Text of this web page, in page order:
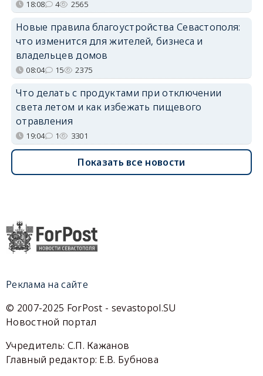
18:08 4 2565
Новые правила благоустройства Севастополя:
что изменится для жителей, бизнеса и
владельцев домов
08:04 15 2375
Что делать с продуктами при отключении
света летом и как избежать пищевого
отравления
19:04 1 3301
Показать все новости
Реклама на сайте
© 2007-2025 ForPost - sevastopol.SU
Новостной портал
Учредитель: С.П. Кажанов
Главный редактор: Е.В. Бубнова